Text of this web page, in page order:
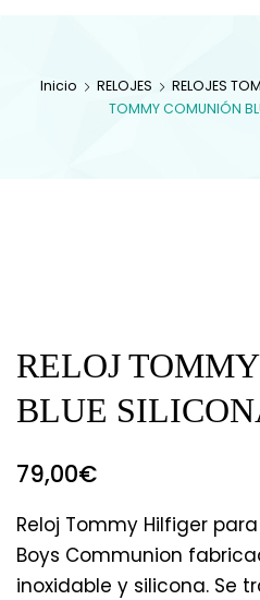
Inicio RELOJES RELOJES
TOMMY COMUNIÓN
RELOJ
BLUE
79,00€
Reloj Tommy Hilfiger
Boys Communion
inoxidable y silicona. Se